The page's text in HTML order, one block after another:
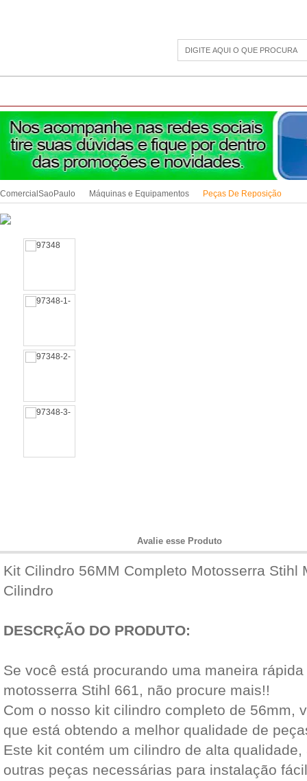
ComercialSaoPaulo Máquinas e Equipamentos Peças De Reposição
Avalie esse Produto
Kit Cilindro 56MM Completo Motosserra Stihl
Cilindro
DESCRÇÃO DO PRODUTO:
Se você está procurando uma maneira
motosserra Stihl 661, não procure mais!!
Com o nosso kit cilindro completo de 56mm,
que está obtendo a melhor qualidade de
Este kit contém um cilindro de alta
outras peças necessárias para instalação